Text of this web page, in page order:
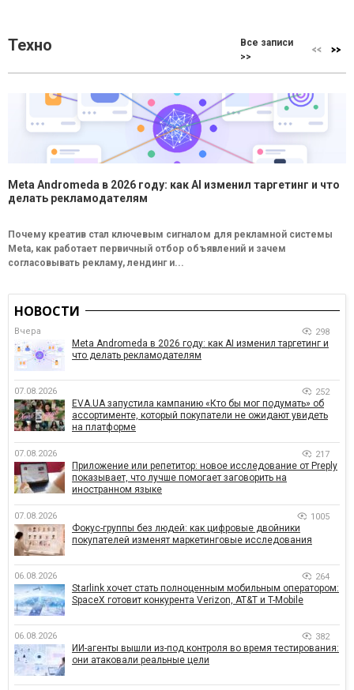
Техно
Все записи
>>
Meta Andromeda в 2026 году: как AI изменил таргетинг и что
делать рекламодателям
Почему креатив стал ключевым сигналом для рекламной системы
Meta, как работает первичный отбор объявлений и зачем
согласовывать рекламу, лендинг и...
НОВОСТИ
Вчера 298
Meta Andromeda в 2026 году: как AI изменил таргетинг и
что делать рекламодателям
07.08.2026 252
EVA.UA запустила кампанию «Кто бы мог подумать» об
ассортименте, который покупатели не ожидают увидеть
на платформе
07.08.2026 217
Приложение или репетитор: новое исследование от Preply
показывает, что лучше помогает заговорить на
иностранном языке
07.08.2026 1005
Фокус-группы без людей: как цифровые двойники
покупателей изменят маркетинговые исследования
06.08.2026 264
Starlink хочет стать полноценным мобильным оператором:
SpaceX готовит конкурента Verizon, AT&T и T-Mobile
06.08.2026 382
ИИ-агенты вышли из-под контроля во время тестирования:
они атаковали реальные цели